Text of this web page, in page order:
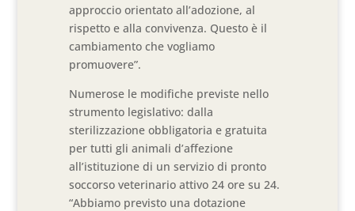
approccio orientato all’adozione, al
rispetto e alla convivenza. Questo è il
cambiamento che vogliamo
promuovere”.
Numerose le modifiche previste nello
strumento legislativo: dalla
sterilizzazione obbligatoria e gratuita
per tutti gli animali d’affezione
all’istituzione di un servizio di pronto
soccorso veterinario attivo 24 ore su 24.
“Abbiamo previsto una dotazione